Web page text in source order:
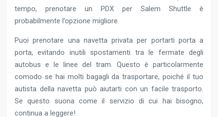
tempo, prenotare un PDX per Salem Shuttle è
probabilmente l’opzione migliore.
Puoi prenotare una navetta privata per portarti porta a
porta, evitando inutili spostamenti tra le fermate degli
autobus e le linee del tram. Questo è particolarmente
comodo se hai molti bagagli da trasportare, poiché il tuo
autista della navetta può aiutarti con un facile trasporto.
Se questo suona come il servizio di cui hai bisogno,
continua a leggere!